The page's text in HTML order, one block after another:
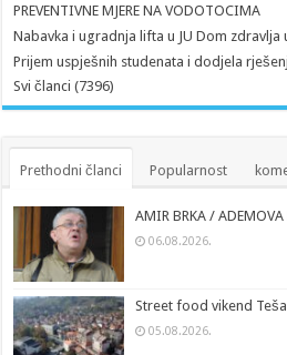
PREVENTIVNE MJERE NA VODOTOCIMA
Nabavka i ugradnja lifta u JU Dom zdravlja
Prijem uspješnih studenata i dodjela
Svi članci (7396)
Prethodni članci Popularnost
AMIR BRKA / ADEMOVA
06.08.2026.
Street food vikend
05.08.2026.